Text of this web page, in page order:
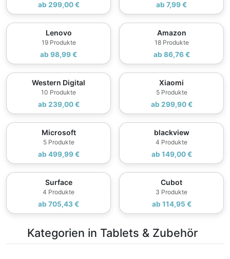
ab 299,00 € ab 7,99 €
Lenovo
19 Produkte
ab 98,99 €
Amazon
18 Produkte
ab 86,76 €
Western Digital
10 Produkte
ab 239,00 €
Xiaomi
5 Produkte
ab 299,90 €
Microsoft
5 Produkte
ab 499,99 €
blackview
4 Produkte
ab 149,00 €
Surface
4 Produkte
ab 705,43 €
Cubot
3 Produkte
ab 114,95 €
Kategorien in Tablets & Zubehör